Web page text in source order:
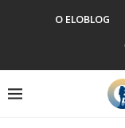
O ELOBLOG